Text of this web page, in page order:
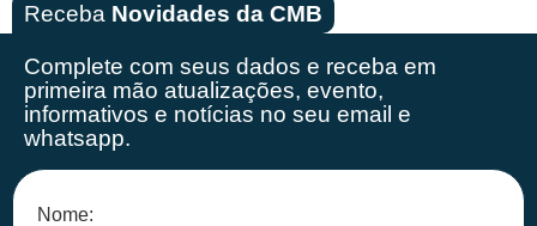
Receba Novidades da CMB
Complete com seus dados e receba em
primeira mão atualizações, evento,
informativos e notícias no seu email e
whatsapp.
Nome: